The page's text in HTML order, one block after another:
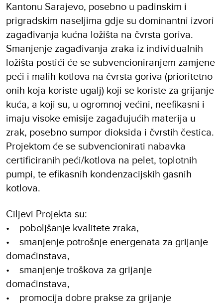
Kantonu Sarajevo, posebno u padinskim i
prigradskim naseljima gdje su dominantni izvori
zagađivanja kućna ložišta na čvrsta goriva.
Smanjenje zagađivanja zraka iz individualnih
ložišta postići će se subvencioniranjem zamjene
peći i malih kotlova na čvrsta goriva (prioritetno
onih koja koriste ugalj) koji se koriste za grijanje
kuća, a koji su, u ogromnoj većini, neefikasni i
imaju visoke emisije zagađujućih materija u
zrak, posebno sumpor dioksida i čvrstih čestica.
Projektom će se subvencionirati nabavka
certificiranih peći/kotlova na pelet, toplotnih
pumpi, te efikasnih kondenzacijskih gasnih
kotlova.
Ciljevi Projekta su:
• poboljšanje kvalitete zraka,
• smanjenje potrošnje energenata za grijanje
domaćinstava,
• smanjenje troškova za grijanje
domaćinstava,
• promocija dobre prakse za grijanje